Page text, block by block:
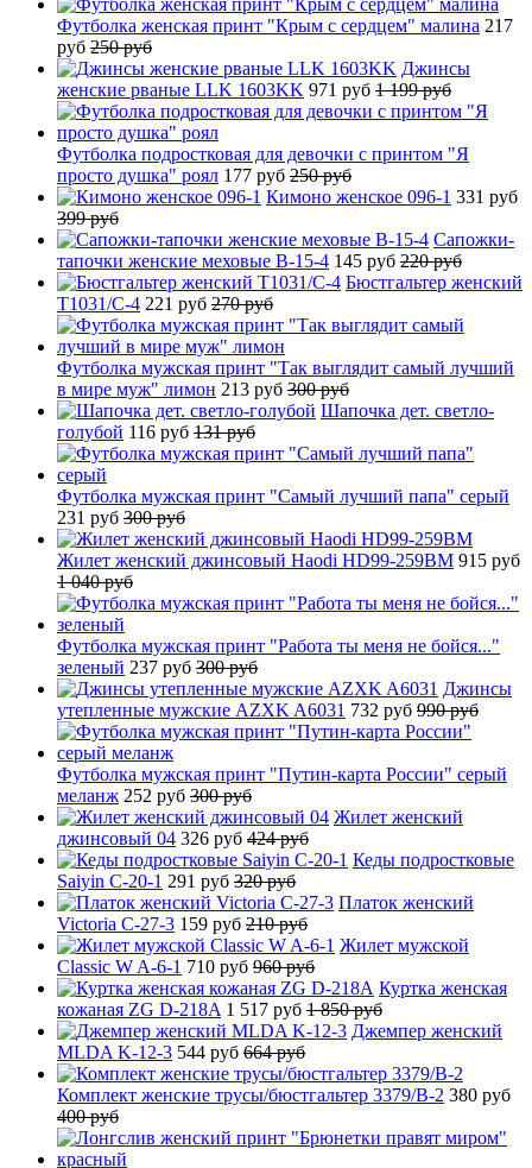
Футболка женская принт "Крым с сердцем" малина 217
руб 250 руб
Джинсы
женские рваные LLK 1603KK 971 руб 1 199 руб
Футболка подростковая для девочки с принтом "Я
просто душка" роял 177 руб 250 руб
Кимоно женское 096-1 331 руб
399 руб
Сапожки-
тапочки женские меховые B-15-4 145 руб 220 руб
Бюстгальтер женский
T1031/C-4 221 руб 270 руб
Футболка мужская принт "Так выглядит самый лучший
в мире муж" лимон 213 руб 300 руб
Шапочка дет. светло-
голубой 116 руб 131 руб
Футболка мужская принт "Самый лучший папа" серый
231 руб 300 руб
Жилет женский джинсовый Haodi HD99-259BM 915 руб
1 040 руб
Футболка мужская принт "Работа ты меня не бойся..."
зеленый 237 руб 300 руб
Джинсы
утепленные мужские AZXK A6031 732 руб 990 руб
Футболка мужская принт "Путин-карта России" серый
меланж 252 руб 300 руб
Жилет женский
джинсовый 04 326 руб 424 руб
Кеды подростковые
Saiyin C-20-1 291 руб 320 руб
Платок женский
Victoria C-27-3 159 руб 210 руб
Жилет мужской
Classic W A-6-1 710 руб 960 руб
Куртка женская
кожаная ZG D-218A 1 517 руб 1 850 руб
Джемпер женский
MLDA K-12-3 544 руб 664 руб
Комплект женские трусы/бюстгальтер 3379/B-2 380 руб
400 руб